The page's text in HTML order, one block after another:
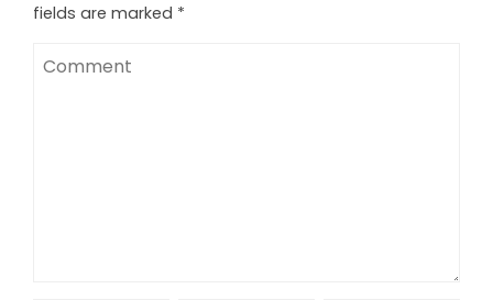
fields are marked *